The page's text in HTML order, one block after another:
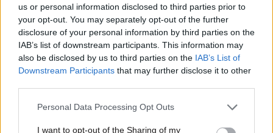
us or personal information disclosed to third parties prior to
your opt-out. You may separately opt-out of the further
disclosure of your personal information by third parties on the
IAB’s list of downstream participants. This information may
also be disclosed by us to third parties on the IAB’s List of
Downstream Participants that may further disclose it to other
Please note that this website/app uses one or more Google
not limited to your visit or usage behaviour. You may click to
Personal Data Processing Opt Outs
I want to opt-out of the Sharing of my
ΚΟΣΜΟΣ07·08·2026 23:03